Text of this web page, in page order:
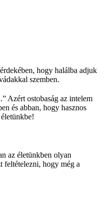
hogy halálba adjuk
szemben.
Azért ostobaság az intelem
és abban, hogy hasznos
az életünkben olyan
feltételezni, hogy még a